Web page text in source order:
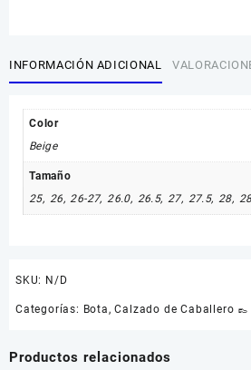
INFORMACIÓN ADICIONAL
Color
Beige
Tamaño
25, 26,26-27,26.0, 26.5, 27, 27.5,28,
SKU: N/D
Categorías: Bota,Calzado de Caballero
Productos relacionados